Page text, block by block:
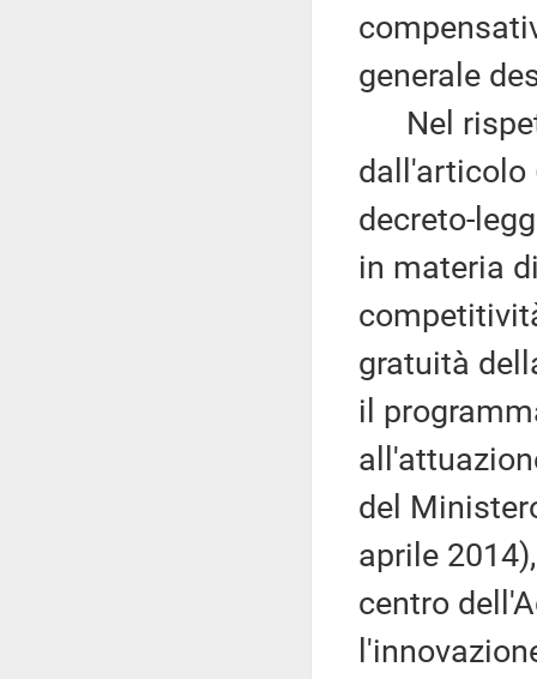
generale
Nel
dall'articolo
decreto-
in materia
gratuità
il
del
aprile
centro